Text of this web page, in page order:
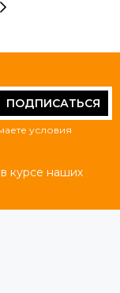
ПОДПИСАТЬСЯ
условия
курсе наших